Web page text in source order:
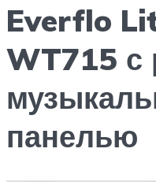
Everflo
WT715 с
панелью